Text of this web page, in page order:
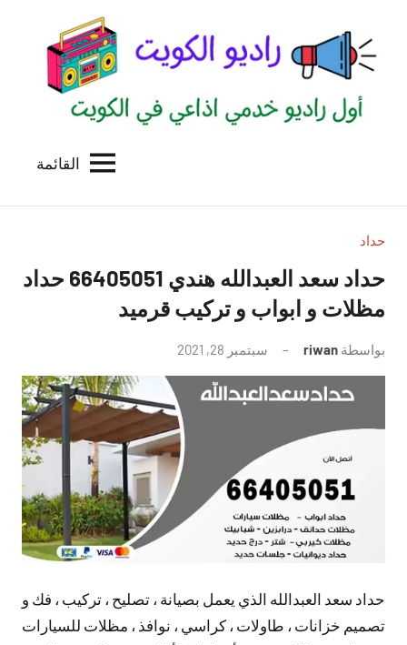
المحتوى
الكويت
للاعلانات
بالكويت
القائمة
حداد
حداد سعد العبدالله هندي 66405051 حداد
مظلات و ابواب و تركيب قرميد
بواسطة riwan سبتمبر 28, 2021
توجد
تعليقات
حداد سعد العبدالله الذي يعمل بصيانة ، تصليح ، تركيب ، فك و
تصميم خزانات ، طاولات ، كراسي ، نوافذ ، مظلات للسيارات